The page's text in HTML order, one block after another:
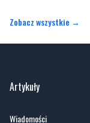
Zobacz wszystkie →
Artykuły
Wiadomości